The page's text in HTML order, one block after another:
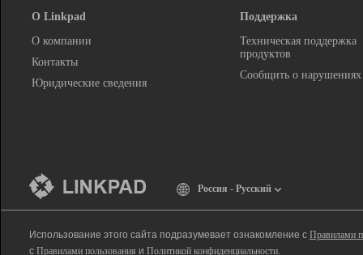
О Linkpad
О компании
Контакты
Юридические сведения
Поддержка
Техническая поддержка
продуктов
Сообщить о нарушениях
Россия - Русский
Использование этого сайта подразумевает ознакомление с Правилами
с Правилами пользования и Политикой конфиденциальности.